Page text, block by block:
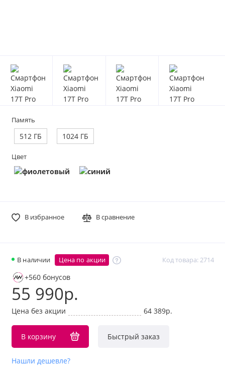
Память
512 ГБ 1024 ГБ
Цвет
В наличии Код товара: 2714
Цена по акции
+560 бонусов
55 990р.
Цена без акции 64 389р.
В корзину Быстрый заказ
Нашли дешевле?
В избранное В сравнение